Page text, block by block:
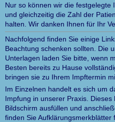
Nur so können wir die festgelegte
und gleichzeitig die Zahl der
halten. Wir danken Ihnen für Ihr
Nachfolgend finden Sie einige
Beachtung schenken sollten. Die
Unterlagen laden Sie bitte, wenn
Besten bereits zu Hause
bringen sie zu Ihrem Impftermin
Im Einzelnen handelt es sich um
Impfung in unserer Praxis.
Bildschirm ausfüllen und
finden Sie